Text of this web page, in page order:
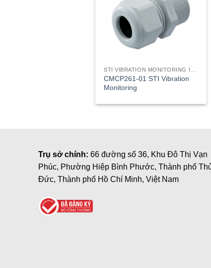
CMCP261-01 STI Vibration
Monitoring
Trụ sở chính: 66 đường số 36, Khu Đô Thị Vạn
Phúc, Phường Hiệp Bình Phước, Thành phố
Đức, Thành phố Hồ Chí Minh, Việt Nam